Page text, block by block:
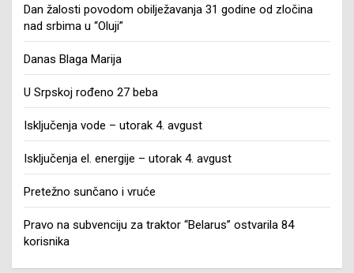
Dan žalosti povodom obilježavanja 31 godine od zločina
nad srbima u “Oluji”
Danas Blaga Marija
U Srpskoj rođeno 27 beba
Isključenja vode – utorak 4. avgust
Isključenja el. energije – utorak 4. avgust
Pretežno sunčano i vruće
Pravo na subvenciju za traktor “Belarus” ostvarila 84
korisnika